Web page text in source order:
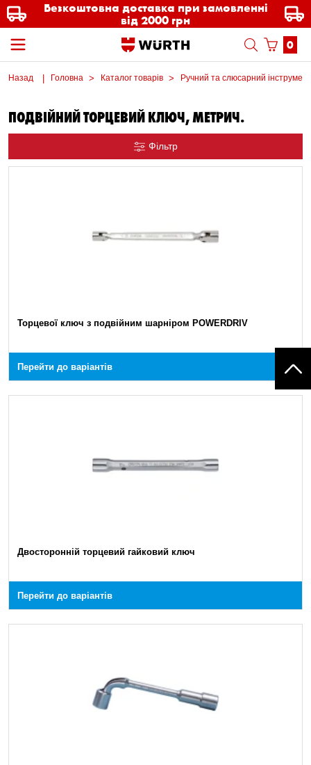
Безкоштовна доставка при замовленні
від 2000 грн
0
Назад Головна Каталог товарів Ручний та слюсарний інструмент
ПОДВІЙНИЙ ТОРЦЕВИЙ КЛЮЧ, МЕТРИЧ.
Фільтр
Торцевої ключ з подвійним шарніром POWERDRIV
Перейти до варіантів
Двосторонній торцевий гайковий ключ
Перейти до варіантів